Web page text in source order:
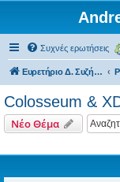
Συχνές ερωτήσεις
Ευρετήριο Δ. Συζήτησης
Colosseum &
Νέο Θέμα